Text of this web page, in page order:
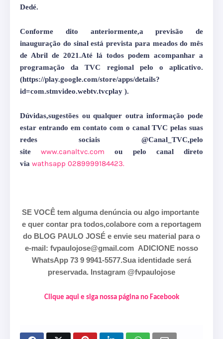
Dedé.
Conforme dito anteriormente,a previsão de
inauguração do sinal está prevista para meados do mês
de Abril de 2021.Até lá todos podem acompanhar a
programação da TVC regional pelo o aplicativo.
(https://play.google.com/store/apps/details?
id=com.stmvideo.webtv.tvcplay ).
Dúvidas,sugestões ou qualquer outra informação pode
estar entrando em contato com o canal TVC pelas suas
redes sociais @Canal_TVC,pelo
site
www.canaltvc.com
ou pelo canal direto
via wathsapp 0289999184423.
SE VOCÊ tem alguma denúncia ou algo importante
e quer contar pra todos,colabore com a reportagem
do BLOG PAULO JOSÉ e envie seu material para o
e-mail: fvpaulojose@gmail.com ADICIONE nosso
WhatsApp 73 9 9941-5577.Sua identidade será
preservada. Instagram @fvpaulojose
Clique aqui e siga nossa página no Facebook